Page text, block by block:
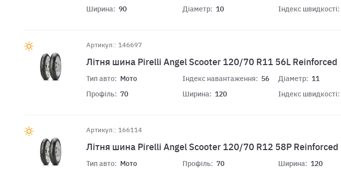
Ширина: 90
Діаметр: 10
Індекс швидкості:
Артикул:: 146697
Лiтня шина Pirelli Angel Scooter 120/70 R11 56L Reinforced
Тип авто: Мото
Профіль: 70
Індекс навантаження: 56
Ширина: 120
Діаметр: 11
Індекс швидкості:
Артикул:: 166114
Лiтня шина Pirelli Angel Scooter 120/70 R12 58P Reinforced
Тип авто: Мото
Профіль: 70
Ширина: 120